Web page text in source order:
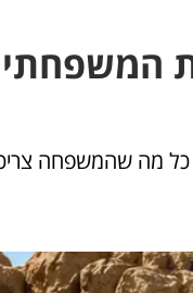
המשפחתי
כל מה שהמשפחה